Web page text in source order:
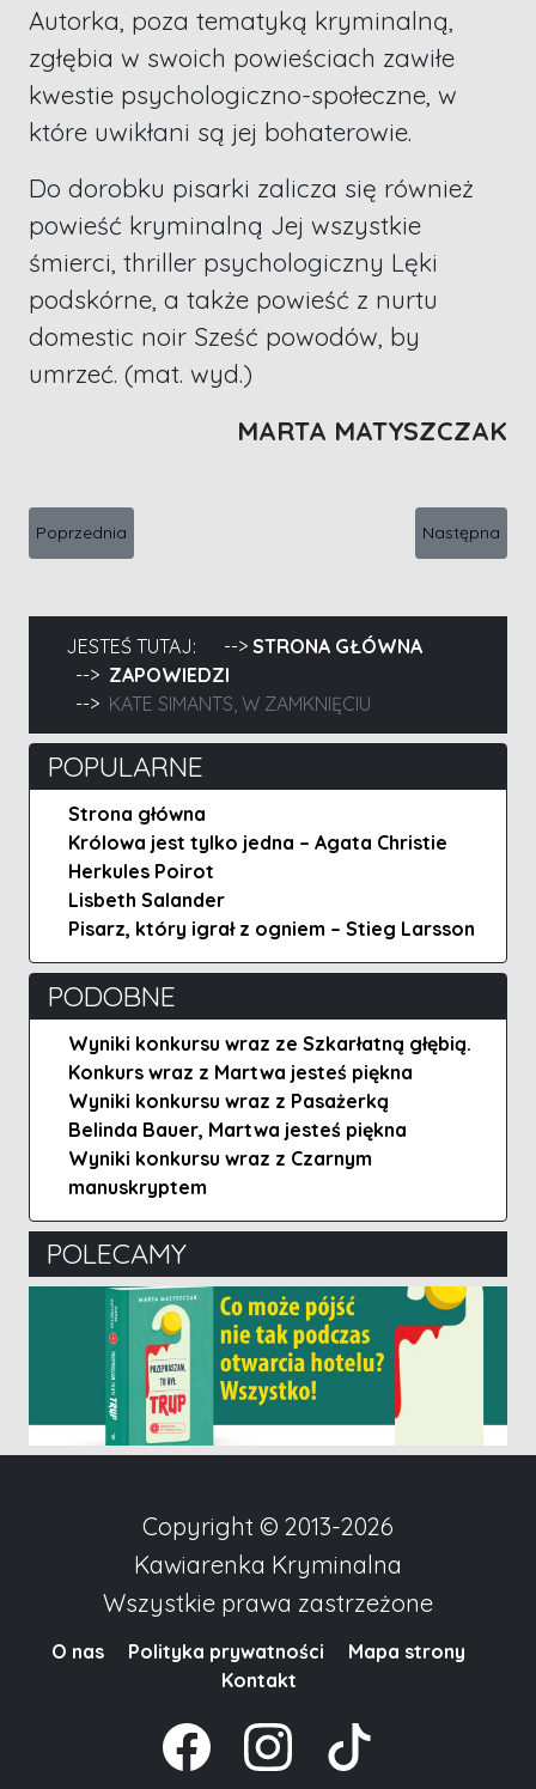
Autorka, poza tematyką kryminalną,
zgłębia w swoich powieściach zawiłe
kwestie psychologiczno-społeczne, w
które uwikłani są jej bohaterowie.
Do dorobku pisarki zalicza się również
powieść kryminalną Jej wszystkie
śmierci, thriller psychologiczny Lęki
podskórne, a także powieść z nurtu
domestic noir Sześć powodów, by
umrzeć. (mat. wyd.)
MARTA MATYSZCZAK
Poprzednia strona: Marcin B. Łukasiewicz, Śmierć na osiedlu
Poprzednia Następna
Następna
JESTEŚ TUTAJ:
STRONA GŁÓWNA
ZAPOWIEDZI
KATE SIMANTS, W ZAMKNIĘCIU
POPULARNE
Strona główna
Królowa jest tylko jedna – Agata Christie
Herkules Poirot
Lisbeth Salander
Pisarz, który igrał z ogniem – Stieg Larsson
PODOBNE
Wyniki konkursu wraz ze Szkarłatną głębią.
Konkurs wraz z Martwa jesteś piękna
Wyniki konkursu wraz z Pasażerką
Belinda Bauer, Martwa jesteś piękna
Wyniki konkursu wraz z Czarnym
manuskryptem
POLECAMY
Copyright © 2013-2026
Kawiarenka Kryminalna
Wszystkie prawa zastrzeżone
O nas Polityka prywatności
Mapa strony
Kontakt